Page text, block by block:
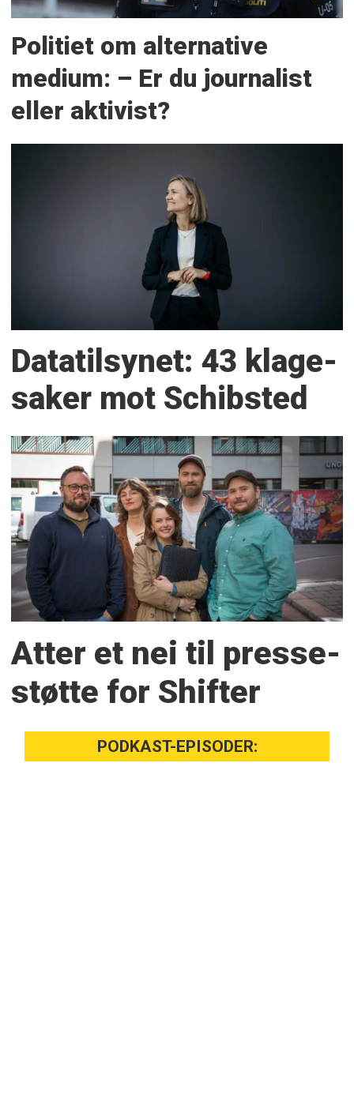
Politiet om alternative
medium: – Er du journalist
eller aktivist?
Datatilsynet: 43 klage­
saker mot Schibsted
Atter et nei til presse­
støtte for Shifter
PODKAST-EPISODER: